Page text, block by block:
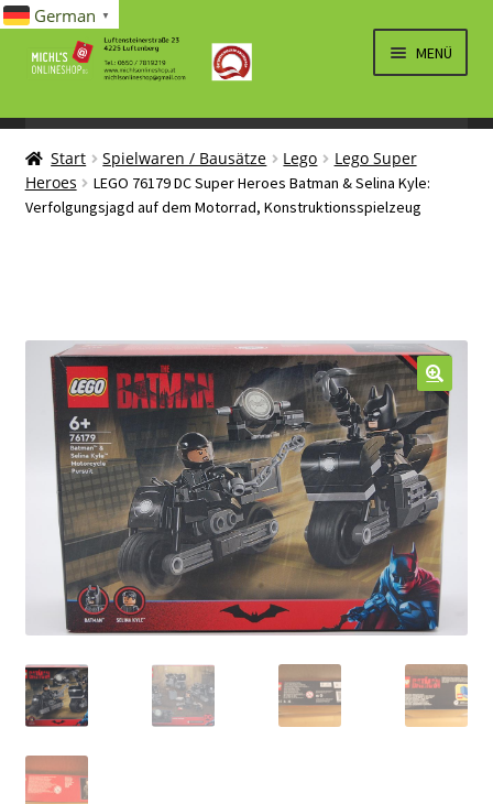
Navigation
Inhalt
MENÜ
SPIELWAREN/BAUSÄTZE
ÖFFNEN
ELEKTRO
LÜFTUNG, HEIZUNG, KLIMA
ÖFFNEN
Start Spielwaren / Bausätze Lego
Lego Super
Heroes
LEGO 76179 DC Super Heroes Batman & Selina Kyle:
Verfolgungsjagd auf dem Motorrad, Konstruktionsspielzeug
🔍
German ▼